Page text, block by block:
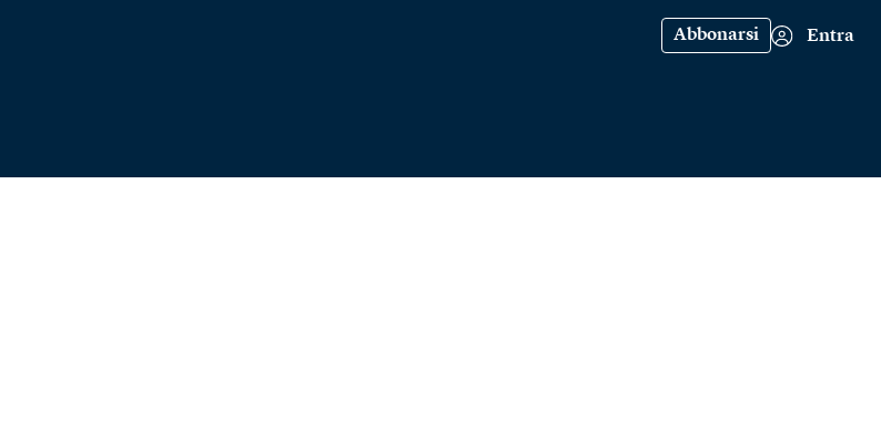
Abbonarsi Entra